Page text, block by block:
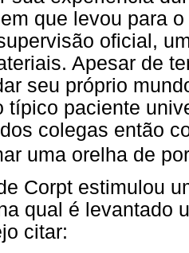
que levou para
oficial,
Apesar de
seu próprio
típico paciente
colegas então
uma orelha de
Corpt estimulou
qual é levantado
citar: